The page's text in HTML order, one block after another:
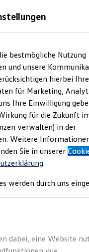
Gebrauchtwagen
bestmögliche Nutzung
und unsere
hierbei Ihre
für Marketing,
Ihre Einwilligung
für die Zukunft
verwalten) in der
Weitere
Sie in unserer
.
werden durch uns
dabei, eine Website